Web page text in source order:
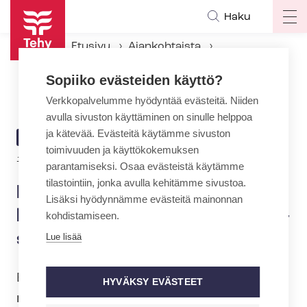
Hyppää
pääsisältöön
Haku
Etusivu
Ajankohtaista
Neuvottelut en­si­hoi­to­pal­ve­lua­lan työehdoista jatkuivat – sopimuskausi päättyy pian
ARTIKKELIN
KATEGORIA
AJANKOHTAISTA
10.4.2024 | 14:05
Neuvottelut en­si­hoi­to­pal­ve­
lua­lan työehdoista jatkuivat –
sopimuskausi päättyy pian
En­si­hoi­to­pal­ve­lua­lan työ­eh­to­so­pi­mus­
neu­vot­te­lu­ja on jatkettu tänään,
Sopiiko evästeiden käyttö?
Verkkopalvelumme hyödyntää evästeitä. Niiden
avulla sivuston käyttäminen on sinulle helppoa
ja kätevää. Evästeitä käytämme sivuston
toimivuuden ja käyttökokemuksen
parantamiseksi. Osaa evästeistä käytämme
tilastointiin, jonka avulla kehitämme sivustoa.
Lisäksi hyödynnämme evästeitä mainonnan
kohdistamiseen.
Lue lisää
HYVÄKSY EVÄSTEET